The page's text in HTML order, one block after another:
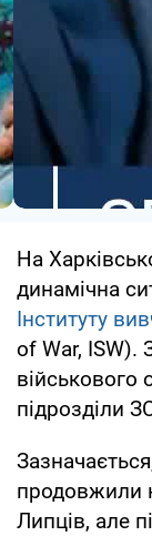
На
динамічна
Інституту
of War, ISW).
військового
підрозділи
продовжили
Липців, але